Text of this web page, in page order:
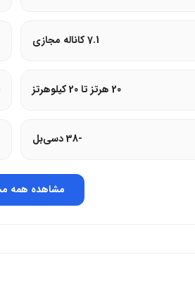
7.1 کاناله مجازی
20 هرتز تا 20 کیلوهرتز
-38 دسی‌بل
مشاهده همه